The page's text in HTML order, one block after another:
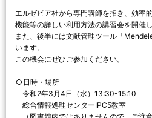
エルゼビア社から専門講師を招き、効率
機能等の詳しい利用方法の講習会を開催し
また、後半には文献管理ツール「
います。
この機会にぜひご参加ください。
◇日時・場所
令和2年3月4日（水）13:30-15:10
総合情報処理センターIPC5教室